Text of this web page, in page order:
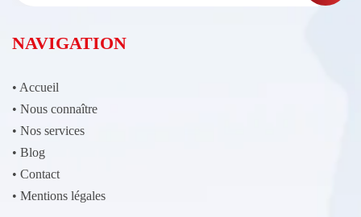
NAVIGATION
• Accueil
• Nous connaître
• Nos services
• Blog
• Contact
• Mentions légales